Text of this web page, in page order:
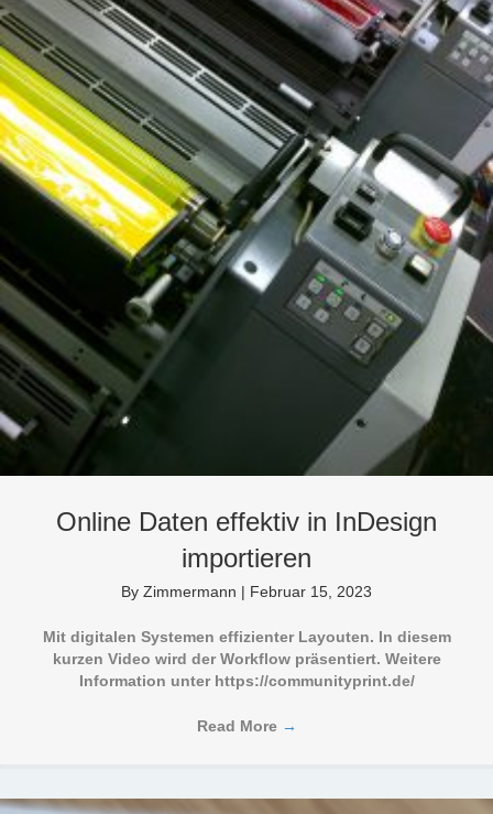
Online Daten effektiv in InDesign
importieren
By Zimmermann | Februar 15, 2023
Mit digitalen Systemen effizienter Layouten. In diesem
kurzen Video wird der Workflow präsentiert. Weitere
Information unter https://communityprint.de/
Read More →